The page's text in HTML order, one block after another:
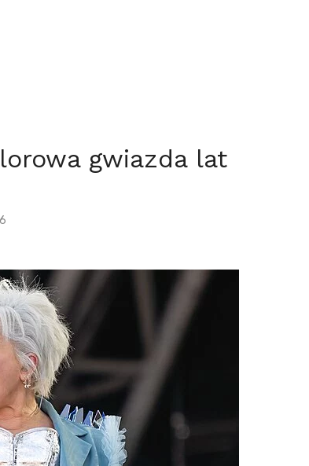
gwiazda lat